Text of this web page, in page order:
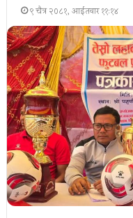
९ चैत्र २०८१, आईतवार ११:१४